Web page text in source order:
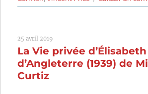
25 avril 2019
La Vie privée d’Élisabeth
d’Angleterre (1939) de
Curtiz